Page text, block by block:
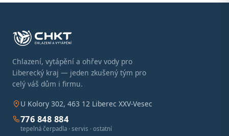
Chlazení, vytápění a ohřev vody pro
Liberecký kraj — jeden zkušený tým pro
celý váš dům i firmu.
U Kolory 302, 463 12 Liberec XXV-Vesec
776 848 884
tepelná čerpadla · servis · ostatní